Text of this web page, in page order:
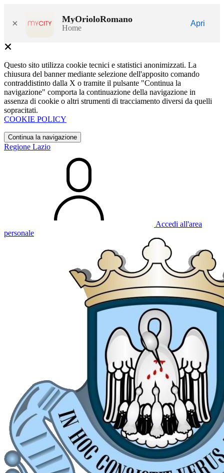
× MyOrioloRomano
Home
Apri
Questo sito utilizza cookie tecnici e statistici anonimizzati. La
chiusura del banner mediante selezione dell'apposito comando
contraddistinto dalla X o tramite il pulsante "Continua la
navigazione" comporta la continuazione della navigazione in
assenza di cookie o altri strumenti di tracciamento diversi da quelli
sopracitati.
COOKIE POLICY
Continua la navigazione
Regione Lazio
Accedi all'area
personale